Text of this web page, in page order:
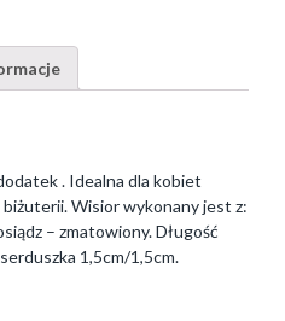
. Idealna dla kobiet
biżuterii. Wisior wykonany jest z:
– zmatowiony. Długość
1,5cm/1,5cm.